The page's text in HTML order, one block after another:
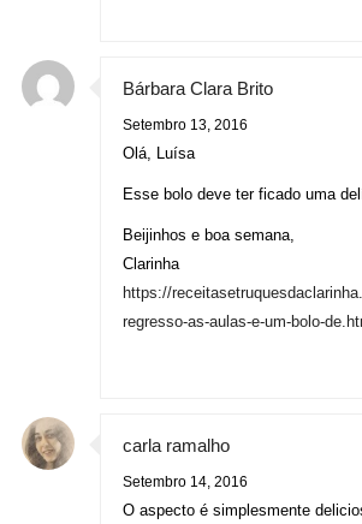
Bárbara Clara Brito
Setembro 13, 2016
Olá, Luísa
Esse bolo deve ter ficado uma
Beijinhos e boa semana,
Clarinha
https://
regresso-as-aulas-e-um-bolo-
carla ramalho
Setembro 14, 2016
O aspecto é simplesmente